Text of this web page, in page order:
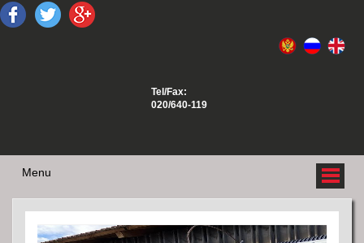
Tel/Fax:
020/640-119
Menu